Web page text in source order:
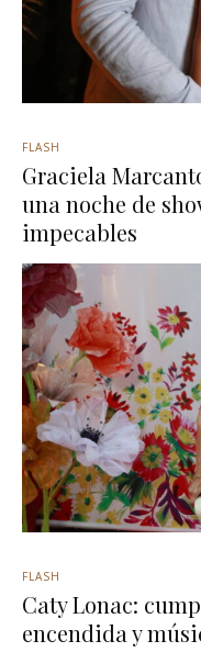
FLASH
Graciela
una noche de
impecables
FLASH
Caty Lonac:
encendida y